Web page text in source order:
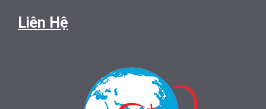
Liên Hệ